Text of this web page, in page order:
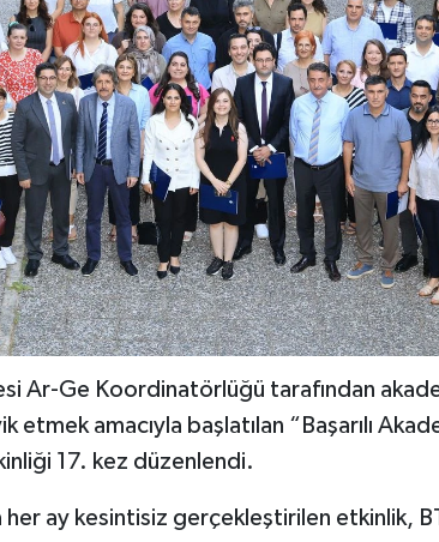
Ar-Ge Koordinatörlüğü tarafından
etmek amacıyla başlatılan “Başarılı
17. kez düzenlendi.
ay kesintisiz gerçekleştirilen etkinlik,